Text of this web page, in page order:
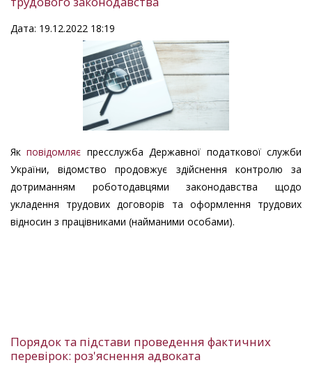
Дата: 19.12.2022 18:19
Якповідомляє пресслужба Державної податкової служби
України, відомство продовжує здійснення контролю за
дотриманням роботодавцями законодавства щодо
укладення трудових договорів та оформлення трудових
відносин з працівниками (найманими особами).
Порядок та підстави проведення фактичних
перевірок: роз'яснення адвоката